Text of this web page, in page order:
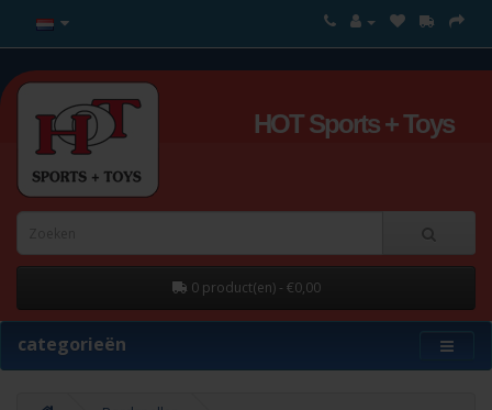
HOT Sports + Toys
0 product(en) - €0,00
categorieën